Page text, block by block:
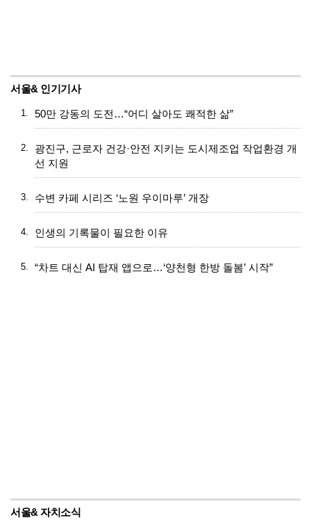
서울& 인기기사
1. 50만 강동의 도전…“어디 살아도 쾌적한 삶”
2.
광진구, 근로자 건강·안전 지키는 도시제조업 작업환경 개
선 지원
3. 수변 카페 시리즈 ‘노원 우이마루’ 개장
4. 인생의 기록물이 필요한 이유
5. “차트 대신 AI 탑재 앱으로…‘양천형 한방 돌봄’ 시작”
서울& 자치소식